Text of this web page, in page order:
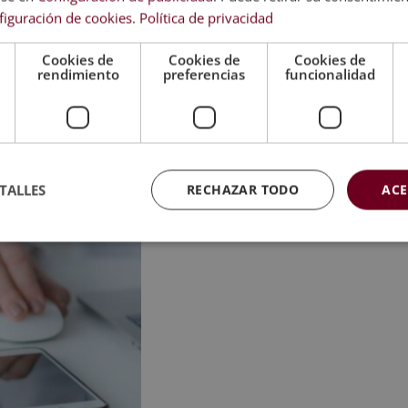
€El
precio
original
era:
3.120,00€.
780,00 €El
precio
actual
es:
Corporativos
precio
original
precio
actual
595,00€.
de cookies. Política de privacidad
Cookies de
rendimiento
Cookies de
preferencias
Cookies de
funcionalidad
RECHAZAR TODO